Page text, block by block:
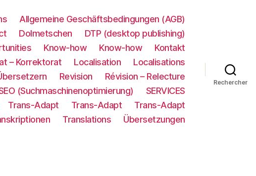
Allgemeine Geschäftsbedingungen (AGB)
Dolmetschen
DTP (desktop publishing)
Know-how Know-how
Kontakt
– Korrektorat Localisation
Localisations
Revision
Révision – Relecture
(Suchmaschinenoptimierung)
SERVICES
Trans-Adapt Trans-Adapt
Trans-Adapt
Translations Übersetzungen
Rechercher